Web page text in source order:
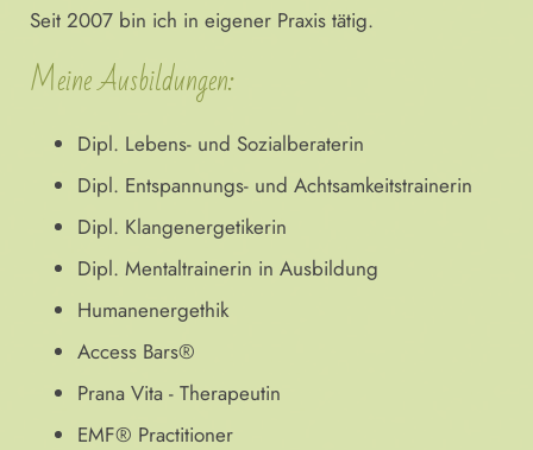
Seit 2007 bin ich in eigener Praxis tätig.
Meine Ausbildungen:
Dipl. Lebens- und Sozialberaterin
Dipl. Entspannungs- und Achtsamkeitstrainerin
Dipl. Klangenergetikerin
Dipl. Mentaltrainerin in Ausbildung
Humanenergethik
Access Bars®
Prana Vita - Therapeutin
EMF® Practitioner